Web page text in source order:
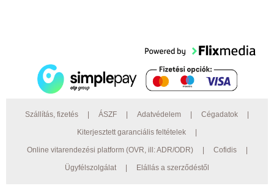
Szállítás, fizetés | ÁSZF | Adatvédelem | Cégadatok |
Kiterjesztett garanciális feltételek |
Online vitarendezési platform (OVR, ill: ADR/ODR) | Cofidis |
Ügyfélszolgálat | Elállás a szerződéstől